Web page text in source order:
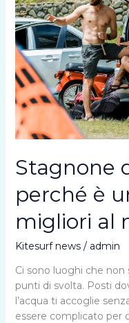
luogo
ideale
per
iniziare
e
migliorare
davvero
Stagnone
perché è
migliori al
Kitesurf news/ admin
Ci sono luoghi che
punti di svolta. Posti
l’acqua ti accoglie
essere complicato per